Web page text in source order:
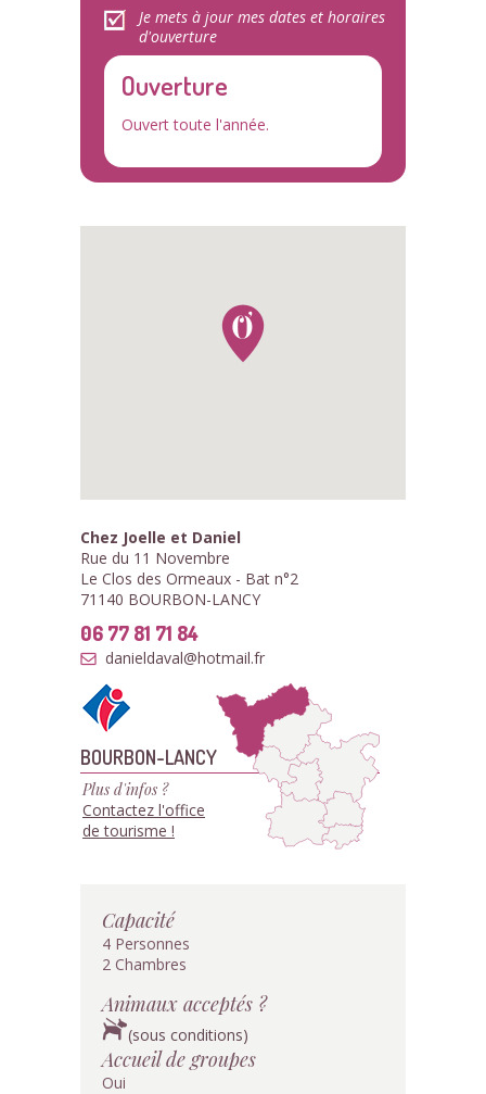
Je mets à jour mes dates et horaires
d'ouverture
Ouverture
Ouvert toute l'année.
Chez Joelle et Daniel
Rue du 11 Novembre
Le Clos des Ormeaux - Bat n°2
71140 BOURBON-LANCY
06 77 81 71 84
danieldaval@hotmail.fr
BOURBON-LANCY
Plus d'infos ?
Contactez l'office
de tourisme !
Capacité
4 Personnes
2 Chambres
Animaux acceptés ?
(sous conditions)
Accueil de groupes
Oui